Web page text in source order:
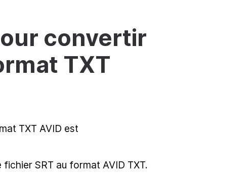
convertir
TXT
TXT AVID est
SRT au format AVID TXT.